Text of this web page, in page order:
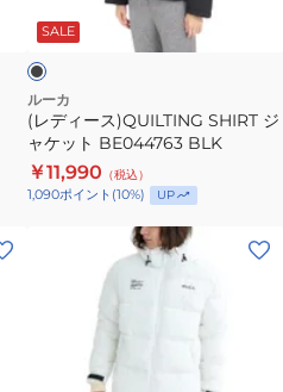
ケ
ッ
ト
BE044763
BLK
SALE
ルーカ
(レディース)QUILTING SHIRT ジ
ャケット BE044763 BLK
￥11,990 （税込）
1,090ポイント (10%) UP
フ
ホ
ワ